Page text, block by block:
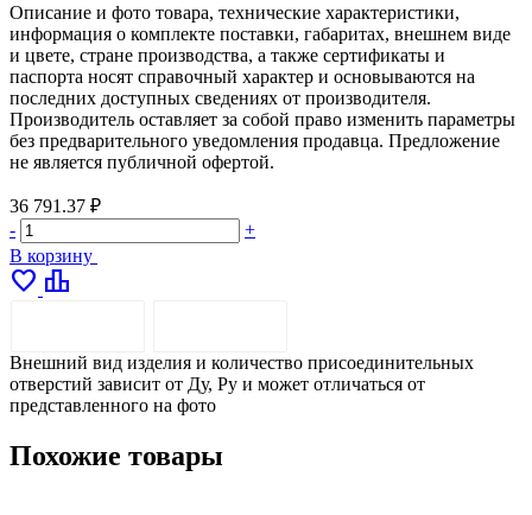
Описание и фото товара, технические характеристики,
информация о комплекте поставки, габаритах, внешнем виде
и цвете, стране производства, а также сертификаты и
паспорта носят справочный характер и основываются на
последних доступных сведениях от производителя.
Производитель оставляет за собой право изменить параметры
без предварительного уведомления продавца. Предложение
не является публичной офертой.
36 791.37 ₽
-
+
В корзину
favorite leaderboard
Внешний вид изделия и количество присоединительных
отверстий зависит от Ду, Pу и может отличаться от
представленного на фото
Похожие товары